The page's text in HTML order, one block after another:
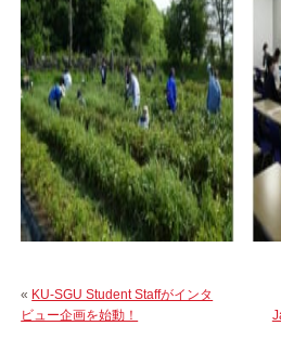
« KU-SGU Student Staffがインタ
ビュー企画を始動！